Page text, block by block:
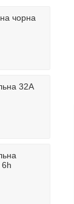
чорна
32A